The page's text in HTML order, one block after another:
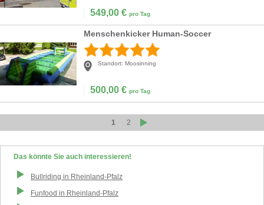
549,00 € pro Tag
Menschenkicker Human-Soccer
Standort: Moosinning
500,00 € pro Tag
1 2
Das könnte Sie auch interessieren!
Bullriding in Rheinland-Pfalz
Funfood in Rheinland-Pfalz